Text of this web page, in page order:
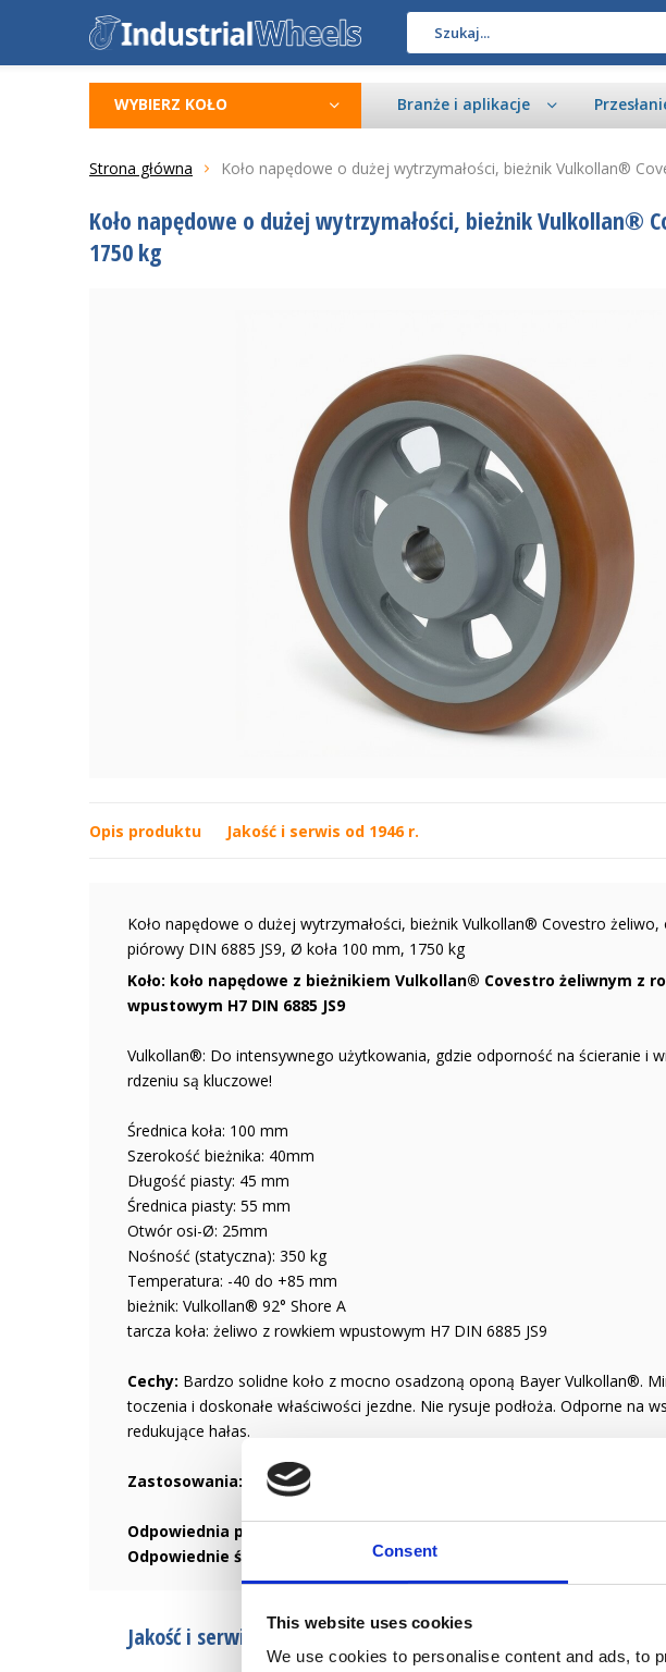
Consent
This website uses cookies
We use cookies to personalise content and ads, to
WYBIERZ KOŁO Branże i aplikacje
Strona główna Koło napędowe o dużej wytrzymałości, bieżnik Vulkollan®
Koło napędowe o dużej wytrzymałości, bieżnik Vulkollan®
1750 kg
Opis produktu Jakość i serwis od 1946 r.
Koło napędowe o dużej wytrzymałości, bieżnik Vulkollan® Covestro
piórowy DIN 6885 JS9, Ø koła 100 mm, 1750 kg
Koło: koło napędowe z bieżnikiem Vulkollan® Covestro żeliwnym z
wpustowym H7 DIN 6885 JS9
Vulkollan®: Do intensywnego użytkowania, gdzie odporność na ścieranie i
rdzeniu są kluczowe!
Średnica koła: 100 mm
Szerokość bieżnika: 40mm
Długość piasty: 45 mm
Średnica piasty: 55 mm
Otwór osi-Ø: 25mm
Nośność (statyczna): 350 kg
Temperatura: -40 do +85 mm
bieżnik: Vulkollan® 92° Shore A
tarcza koła: żeliwo z rowkiem wpustowym H7 DIN 6885 JS9
Cechy: Bardzo solidne koło z mocno osadzoną oponą Bayer Vulkollan®.
toczenia i doskonałe właściwości jezdne. Nie rysuje podłoża. Odporne na
redukujące hałas.
Zastosowania: Ciężkie wózki, budowa maszyn, bębny, oczyszczanie
Odpowiednia powierzchnia:
Odpowiednie środowisko:
Odporne na oleje, smary i różne substancje
Jakość i serwis od 1946 r.